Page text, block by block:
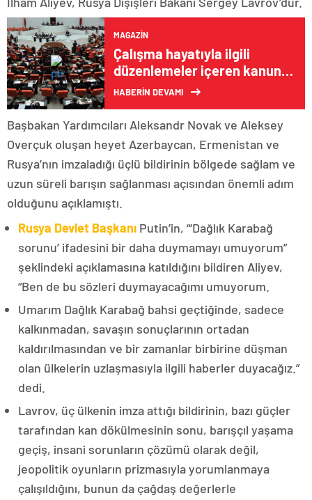
MAGAZIN
Çalışma hayatıyla ilgili
düzenlemeler içeren kanun
teklifi TBMM’de
HABERİN DEVAMI
Başbakan Yardımcıları Aleksandr Novak ve Aleksey
Overçuk oluşan heyet Azerbaycan, Ermenistan ve
Rusya’nın imzaladığı üçlü bildirinin bölgede sağlam ve
uzun süreli barışın sağlanması açısından önemli adım
olduğunu açıklamıştı.
Rusya Devlet Başkanı Putin’in, “‘Dağlık Karabağ
sorunu’ ifadesini bir daha duymamayı umuyorum”
şeklindeki açıklamasına katıldığını bildiren Aliyev,
“Ben de bu sözleri duymayacağımı umuyorum.
Umarım Dağlık Karabağ bahsi geçtiğinde, sadece
kalkınmadan, savaşın sonuçlarının ortadan
kaldırılmasından ve bir zamanlar birbirine düşman
olan ülkelerin uzlaşmasıyla ilgili haberler duyacağız.”
dedi.
Lavrov, üç ülkenin imza attığı bildirinin, bazı güçler
tarafından kan dökülmesinin sonu, barışçıl yaşama
geçiş, insani sorunların çözümü olarak değil,
jeopolitik oyunların prizmasıyla yorumlanmaya
çalışıldığını, bunun da çağdaş değerlerle